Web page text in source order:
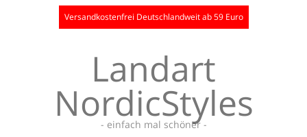
Versandkostenfrei Deutschlandweit ab 59 Euro
Landart
NordicStyles
- einfach mal schöner -